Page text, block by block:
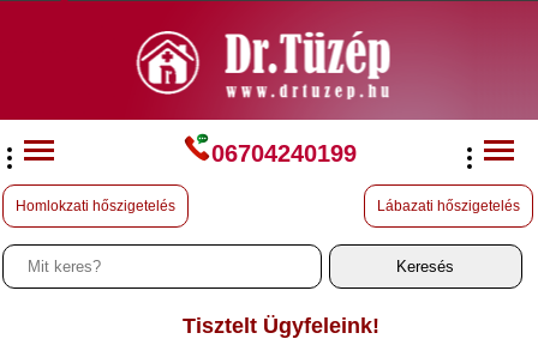
06704240199
Homlokzati hőszigetelés Lábazati hőszigetelés
Tisztelt Ügyfeleink!